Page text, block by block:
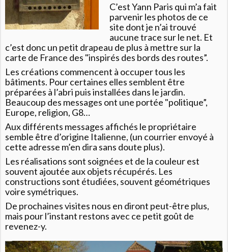
C’est Yann Paris qui m’a fait
parvenir les photos de ce
site dont je n’ai trouvé
aucune trace sur le net. Et
c’est donc un petit drapeau de plus à mettre sur la
carte de France des "inspirés des bords des routes”.
Les créations commencent à occuper tous les
bâtiments. Pour certaines elles semblent être
préparées à l’abri puis installées dans le jardin.
Beaucoup des messages ont une portée "politique”,
Europe, religion, G8…
Aux différents messages affichés le propriétaire
semble être d’origine Italienne, (un courrier envoyé à
cette adresse m’en dira sans doute plus).
Les réalisations sont soignées et de la couleur est
souvent ajoutée aux objets récupérés. Les
constructions sont étudiées, souvent géométriques
voire symétriques.
De prochaines visites nous en diront peut-être plus,
mais pour l’instant restons avec ce petit goût de
revenez-y.